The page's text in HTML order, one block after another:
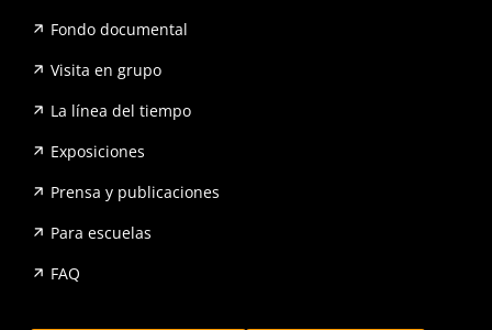
Fondo documental
Visita en grupo
La línea del tiempo
Exposiciones
Prensa y publicaciones
Para escuelas
FAQ